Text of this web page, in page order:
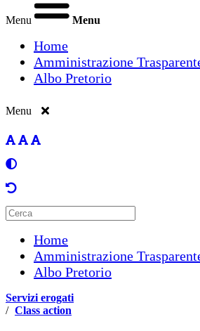
Menu Menu
Home
Amministrazione
Albo Pretorio
Menu
Home
Amministrazione
Albo Pretorio
Servizi erogati
/ Class action